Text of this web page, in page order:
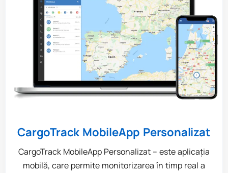
CargoTrack MobileApp Personalizat
CargoTrack MobileApp Personalizat – este aplicația
mobilă, care permite monitorizarea în timp real a